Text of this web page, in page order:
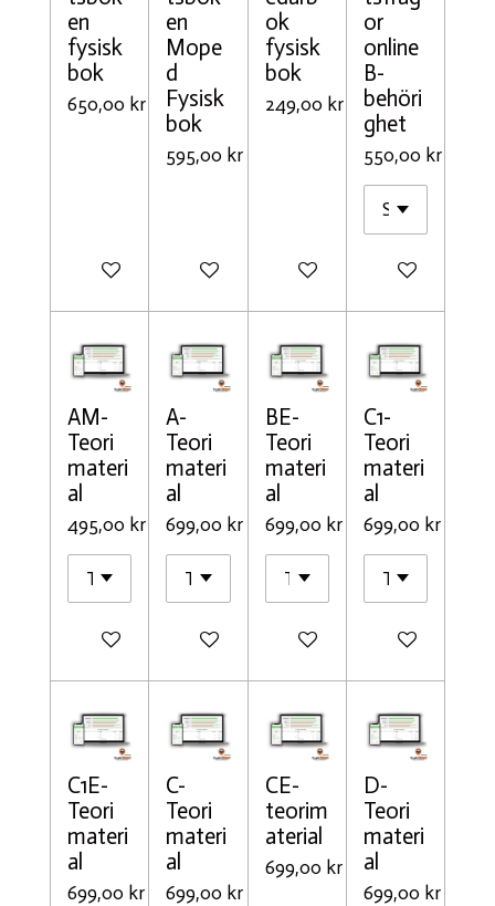
en
fysisk
bok
650,00 kr
Meddela mig när det är klart
en
Mope
d
Fysisk
bok
595,00 kr
Meddela mig när det är klart
ok
fysisk
bok
249,00 kr
Lägg till i varukorg
or
online
B-
behöri
ghet
550,00 kr
Lägg till i
AM-
Teori
materi
al
495,00 kr
Lägg till i varukorg
A-
Teori
materi
al
699,00 kr
Lägg till i varukorg
BE-
Teori
materi
al
699,00 kr
Lägg till i varukorg
C1-
Teori
materi
al
699,00 kr
Lägg till i
C1E-
Teori
materi
al
699,00 kr
C-
Teori
materi
al
699,00 kr
CE-
teorim
aterial
699,00 kr
D-
Teori
materi
al
699,00 kr